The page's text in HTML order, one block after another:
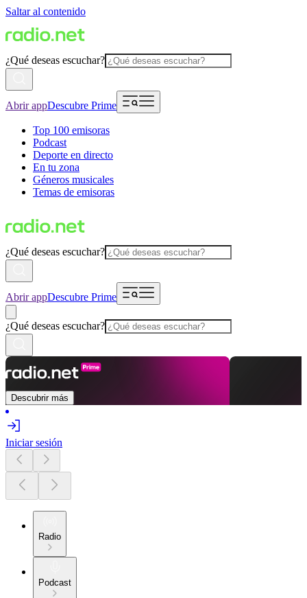
Saltar al contenido
¿Qué deseas escuchar?
Abrir appDescubre Prime
Top 100 emisoras
Podcast
Deporte en directo
En tu zona
Géneros musicales
Temas de emisoras
¿Qué deseas escuchar?
Abrir appDescubre Prime
¿Qué deseas escuchar?
Descubrir más
Iniciar sesión
Radio
Podcast